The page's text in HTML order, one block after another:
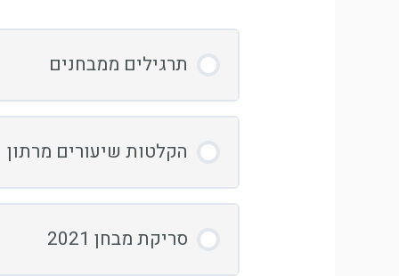
תרגילים ממבחנים
קפיץ עם מסה מחוברת
קפיץ עם מסה מחוברת
הקלטות שיעורים מרתון 2021
סריקת מבחן 2021